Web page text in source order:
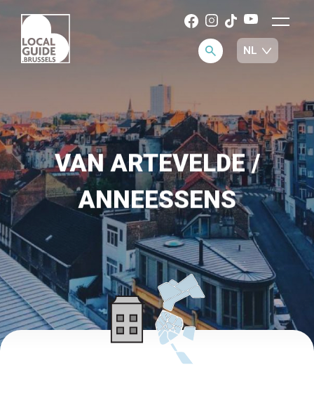
VAN ARTEVELDE /
ANNEESSENS